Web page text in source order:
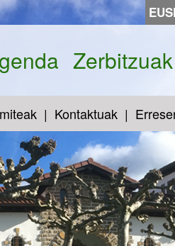
Zerbitzuak
Kontaktuak